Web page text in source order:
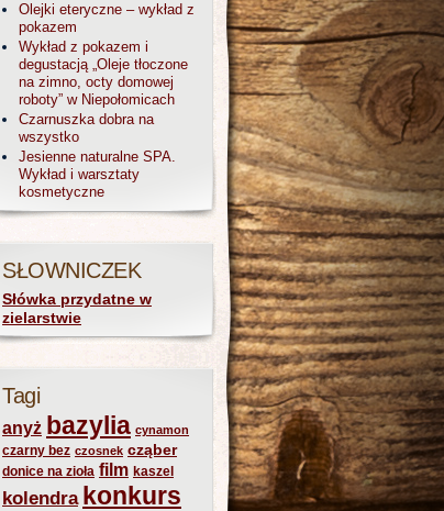
Olejki eteryczne – wykład z
pokazem
Wykład z pokazem i
degustacją „Oleje tłoczone
na zimno, octy domowej
roboty” w Niepołomicach
Czarnuszka dobra na
wszystko
Jesienne naturalne SPA.
Wykład i warsztaty
kosmetyczne
SŁOWNICZEK
Słówka przydatne w
zielarstwie
Tagi
anyż bazylia cynamon
czarny bez czosnek cząber
donice na zioła film kaszel
kolendra konkurs